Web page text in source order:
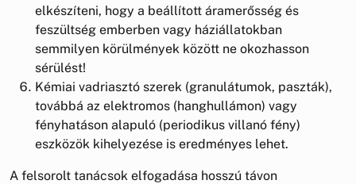
elkészíteni, hogy a beállított áramerősség és
feszültség emberben vagy háziállatokban
semmilyen körülmények között ne okozhasson
sérülést!
Kémiai vadriasztó szerek (granulátumok, paszták),
továbbá az elektromos (hanghullámon) vagy
fényhatáson alapuló (periodikus villanó fény)
eszközök kihelyezése is eredményes lehet.
A felsorolt tanácsok elfogadása hosszú távon